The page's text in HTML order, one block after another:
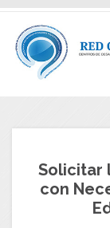
Solicitar
con